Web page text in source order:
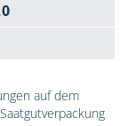
auf dem